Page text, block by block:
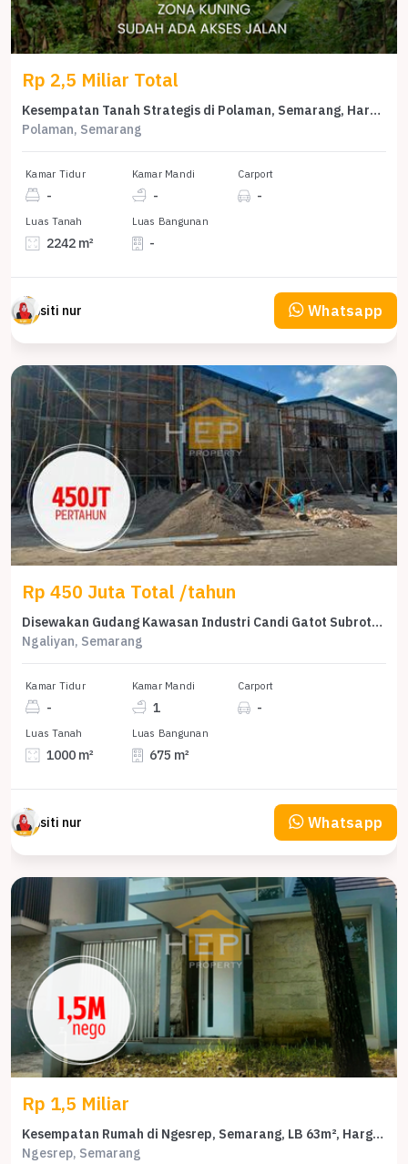
Rp 2,5 Miliar Total
Kesempatan Tanah Strategis di Polaman, Semarang, Harga 2,5 Miliar
Polaman, Semarang
Kamar Tidur
-
Kamar Mandi
-
Carport
-
Luas Tanah
2242 m²
Luas Bangunan
-
siti nur Whatsapp
Rp 450 Juta Total /tahun
Disewakan Gudang Kawasan Industri Candi Gatot Subroto Semarang
Ngaliyan, Semarang
Kamar Tidur
-
Kamar Mandi
1
Carport
-
Luas Tanah
1000 m²
Luas Bangunan
675 m²
siti nur Whatsapp
Rp 1,5 Miliar
Kesempatan Rumah di Ngesrep, Semarang, LB 63m², Harga 1,5 Miliar
Ngesrep, Semarang